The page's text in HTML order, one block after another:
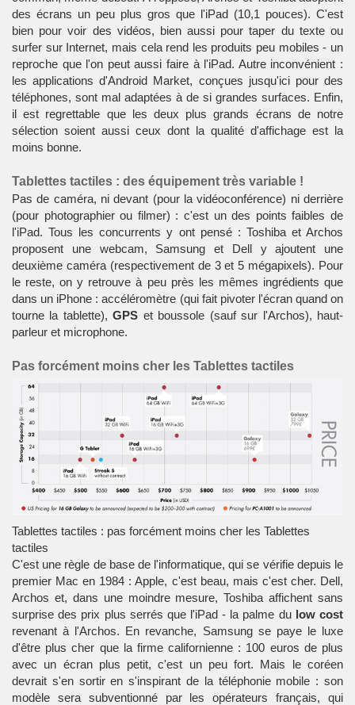
des écrans un peu plus gros que l'iPad (10,1 pouces). C'est
bien pour voir des vidéos, bien aussi pour taper du texte ou
surfer sur Internet, mais cela rend les produits peu mobiles - un
reproche que l'on peut aussi faire à l'iPad. Autre inconvénient :
les applications d'Android Market, conçues jusqu'ici pour des
téléphones, sont mal adaptées à de si grandes surfaces. Enfin,
il est regrettable que les deux plus grands écrans de notre
sélection soient aussi ceux dont la qualité d'affichage est la
moins bonne.
Tablettes tactiles : des équipement très variable !
Pas de caméra, ni devant (pour la vidéoconférence) ni derrière
(pour photographier ou filmer) : c'est un des points faibles de
l'iPad. Tous les concurrents y ont pensé : Toshiba et Archos
proposent une webcam, Samsung et Dell y ajoutent une
deuxième caméra (respectivement de 3 et 5 mégapixels). Pour
le reste, on y retrouve à peu près les mêmes ingrédients que
dans un iPhone : accéléromètre (qui fait pivoter l'écran quand on
tourne la tablette),GPS et boussole (sauf sur l'Archos), haut-
parleur et microphone.
Pas forcément moins cher les Tablettes tactiles
Tablettes tactiles : pas forcément moins cher les Tablettes
tactiles
C'est une règle de base de l'informatique, qui se vérifie depuis le
premier Mac en 1984 : Apple, c'est beau, mais c'est cher. Dell,
Archos et, dans une moindre mesure, Toshiba affichent sans
surprise des prix plus serrés que l'iPad - la palme du low cost
revenant à l'Archos. En revanche, Samsung se paye le luxe
d'être plus cher que la firme californienne : 100 euros de plus
avec un écran plus petit, c'est un peu fort. Mais le coréen
devrait s'en sortir en s'inspirant de la téléphonie mobile : son
modèle sera subventionné par lesopérateurs français, qui